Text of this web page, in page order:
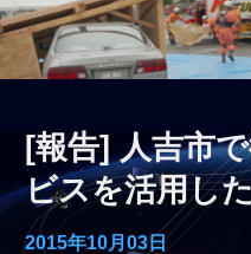
[報告] 人吉市
ビスを活用し
2015年10月03日